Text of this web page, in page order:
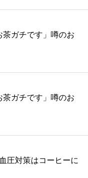
茶ガチです」噂のお
茶ガチです」噂のお
圧対策はコーヒーに